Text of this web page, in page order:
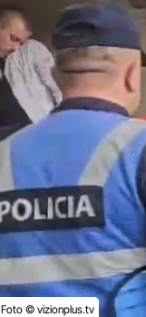
Foto © vizionplus.tv